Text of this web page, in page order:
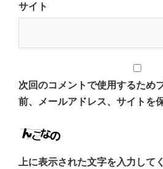
サイト
次回のコメントで使用するため
前、メールアドレス、サイトを
上に表示された文字を入力して